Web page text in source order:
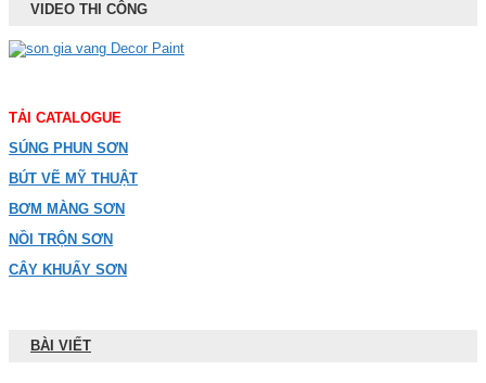
VIDEO THI CÔNG
TẢI CATALOGUE
SÚNG PHUN SƠN
BÚT VẼ MỸ THUẬT
BƠM MÀNG SƠN
NỒI TRỘN SƠN
CÂY KHUẤY SƠN
BÀI VIẾT